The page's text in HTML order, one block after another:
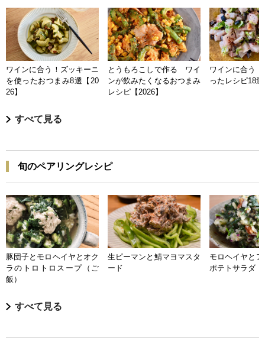
ワインに合う！ズッキーニ
を使ったおつまみ8選【20
26】
とうもろこしで作る ワイ
ンが飲みたくなるおつまみ
レシピ【2026】
ワインに合う
ったレシピ18
すべて見る
旬のペアリングレシピ
豚団子とモロヘイヤとオク
ラのトロトロスープ（ご
飯）
生ピーマンと鯖マヨマスタ
ード
モロヘイヤと
ポテトサラダ
すべて見る